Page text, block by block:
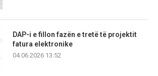
DAP-i e fillon fazën e tretë të projektit
fatura elektronike
04.06.2026 13:52